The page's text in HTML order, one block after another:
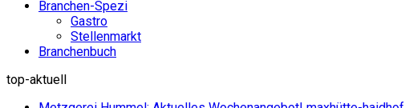
Branchen-Spezi
Gastro
Stellenmarkt
Branchenbuch
top-aktuell